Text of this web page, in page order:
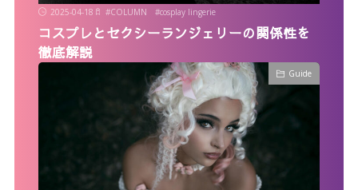
2025-04-18 #COLUMN #cosplay lingerie
コスプレとセクシーランジェリーの関係性を
徹底解説
Guide